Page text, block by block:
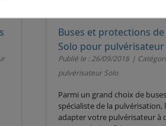
Buses et protections
Solo pour pulvérisateur
Publié le : 26/09/2018
pulvérisateur Solo
Parmi un grand choix de
spécialiste de la pulvérisation,
adapter votre pulvérisateur à